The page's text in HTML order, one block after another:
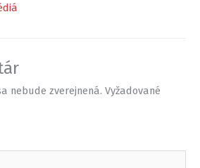
nebude zverejnená. Vyžadované